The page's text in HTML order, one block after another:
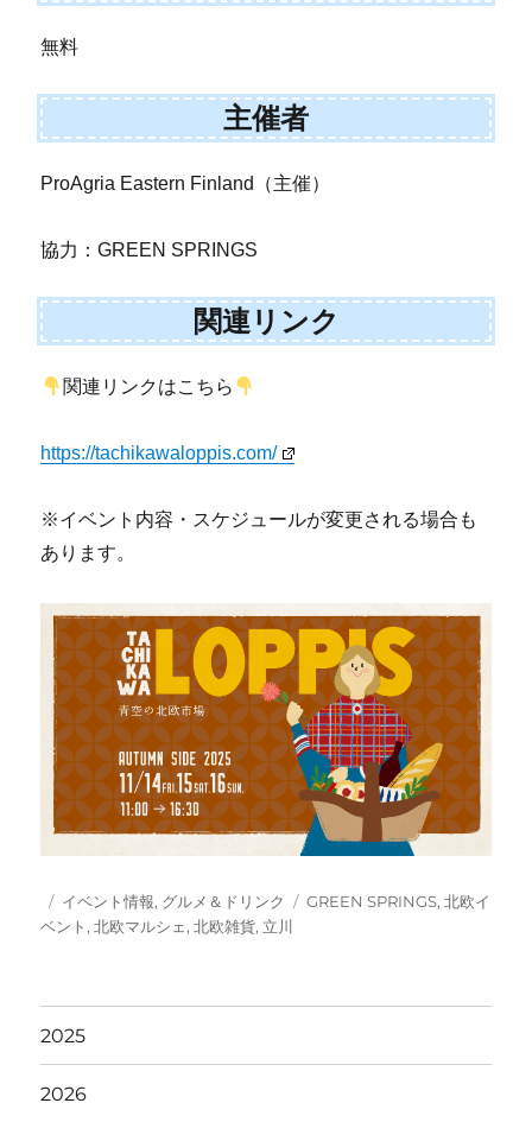
無料
主催者
ProAgria Eastern Finland（主催）
協力：GREEN SPRINGS
関連リンク
関連リンクはこちら
https://tachikawaloppis.com/
※イベント内容・スケジュールが変更される場合も
あります。
投
稿
カ
テ
イベント情報, グルメ＆ドリンク
タ
GREEN SPRINGS,北欧イ
ベント ,北欧マルシェ,北欧雑貨, 立川
2025
2026